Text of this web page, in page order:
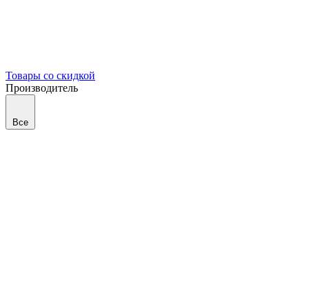
Товары со скидкой
Производитель
Все